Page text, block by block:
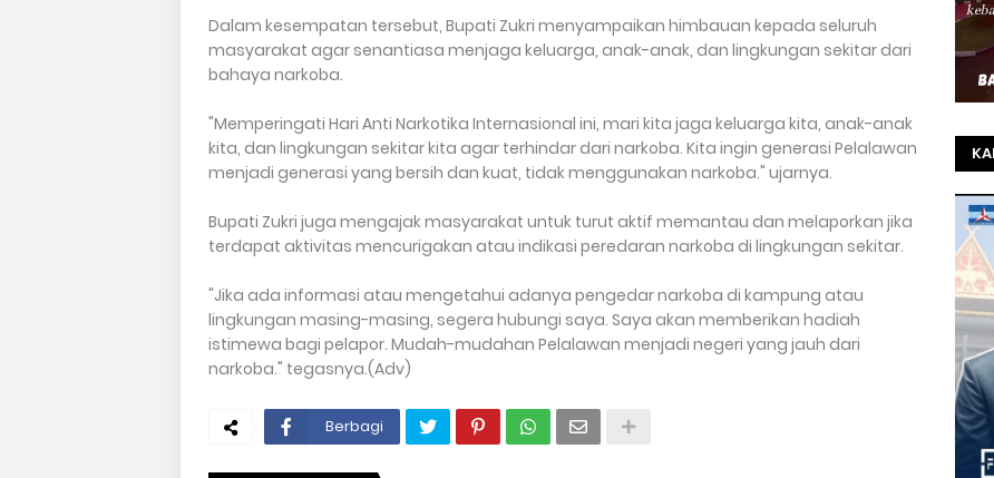
Dalam kesempatan tersebut, Bupati Zukri menyampaikan himbauan kepada seluruh
masyarakat agar senantiasa menjaga keluarga, anak-anak, dan lingkungan sekitar dari
bahaya narkoba.
"Memperingati Hari Anti Narkotika Internasional ini, mari kita jaga keluarga kita, anak-anak
kita, dan lingkungan sekitar kita agar terhindar dari narkoba. Kita ingin generasi Pelalawan
menjadi generasi yang bersih dan kuat, tidak menggunakan narkoba." ujarnya.
Bupati Zukri juga mengajak masyarakat untuk turut aktif memantau dan melaporkan jika
terdapat aktivitas mencurigakan atau indikasi peredaran narkoba di lingkungan sekitar.
"Jika ada informasi atau mengetahui adanya pengedar narkoba di kampung atau
lingkungan masing-masing, segera hubungi saya. Saya akan memberikan hadiah
istimewa bagi pelapor. Mudah-mudahan Pelalawan menjadi negeri yang jauh dari
narkoba." tegasnya.(Adv)
Berbagi
REZ